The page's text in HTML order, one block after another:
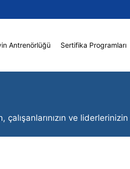
Antrenörlüğü Sertifika Programları
ve